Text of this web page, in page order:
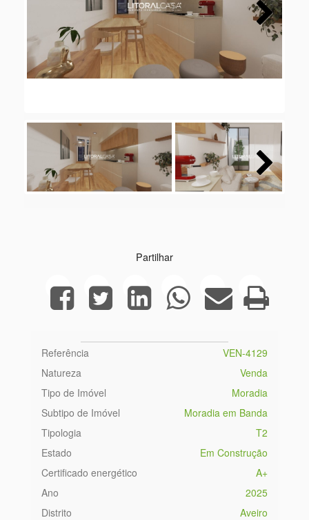
Next
Next
Partilhar
Referência
VEN-4129
Natureza
Venda
Tipo de Imóvel
Moradia
Subtipo de Imóvel
Moradia em Banda
Tipologia
T2
Estado
Em Construção
Certificado energético
A+
Ano
2025
Distrito
Aveiro